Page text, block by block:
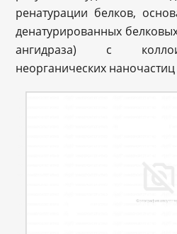
ренатурации белков,
денатурированных
ангидраза) с
неорганических